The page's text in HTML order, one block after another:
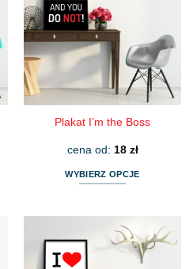
Opcje
można
wybrać
na
stronie
produktu
Plakat I’m the Boss
cena od: 18 zł
WYBIERZ OPCJE
wiele
wariantów.